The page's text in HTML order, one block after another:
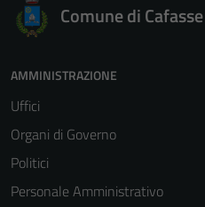
Comune di Cafasse
AMMINISTRAZIONE
Uffici
Organi di Governo
Politici
Personale Amministrativo